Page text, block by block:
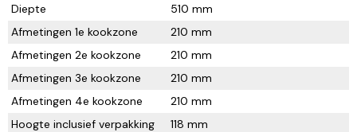
Diepte
510 mm
Afmetingen 1e kookzone
210 mm
Afmetingen 2e kookzone
210 mm
Afmetingen 3e kookzone
210 mm
Afmetingen 4e kookzone
210 mm
Hoogte inclusief verpakking
118 mm